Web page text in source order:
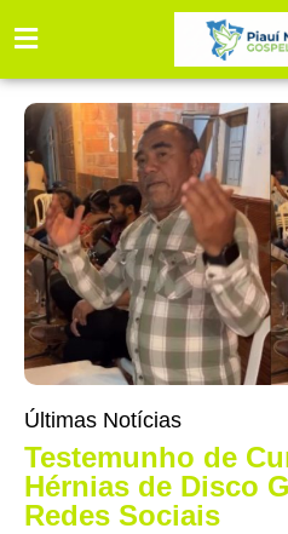
Últimas Notícias
Testemunho de
Hérnias de Disco
Redes Sociais